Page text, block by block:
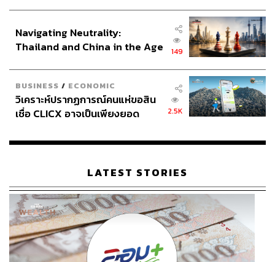
Navigating Neutrality:
Thailand and China in the Age
149
BUSINESS / ECONOMIC
วิเคราะห์ปรากฏการณ์คนแห่ขอสิน
เชื่อ CLICX อาจเป็นเพียงยอด
เรือนไทยที่ถูกซุกไว้
2.5K
LATEST STORIES